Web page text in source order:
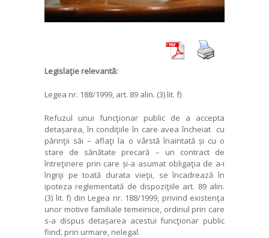
Legislaţie relevantă:
Legea nr. 188/1999, art. 89 alin. (3) lit. f)
Refuzul unui funcţionar public de a accepta
detașarea, în condiţiile în care avea încheiat cu
părinţii săi – aflaţi la o vârstă înaintată și cu o
stare de sănătate precară – un contract de
întreţinere prin care și-a asumat obligaţia de a-i
îngriji pe toată durata vieţii, se încadrează în
ipoteza reglementată de dispoziţiile art. 89 alin.
(3) lit. f) din Legea nr. 188/1999, privind existenţa
unor motive familiale temeinice, ordinul prin care
s-a dispus detașarea acestui funcţionar public
fiind, prin urmare, nelegal.